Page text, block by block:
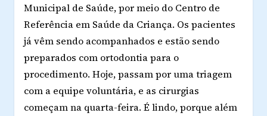
Municipal de Saúde, por meio do Centro de
Referência em Saúde da Criança. Os pacientes
já vêm sendo acompanhados e estão sendo
preparados com ortodontia para o
procedimento. Hoje, passam por uma triagem
com a equipe voluntária, e as cirurgias
começam na quarta-feira. É lindo, porque além